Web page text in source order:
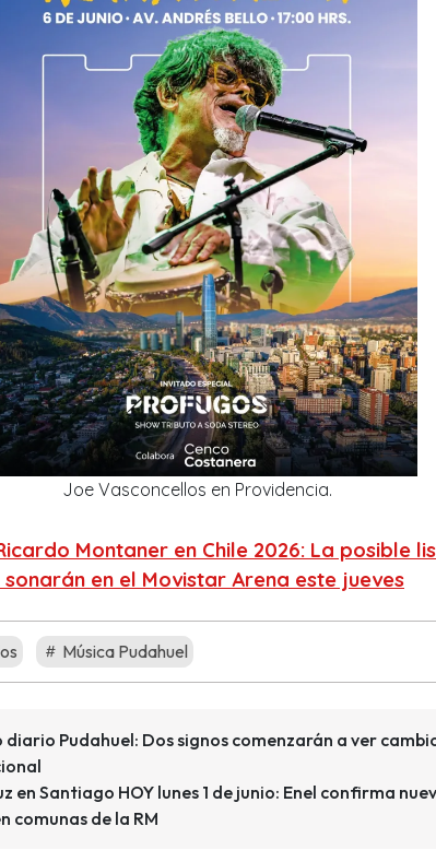
Joe Vasconcellos en Providencia.
Montaner en Chile 2026: La posible
sonarán en el Movistar Arena este jueves
Música Pudahuel
diario Pudahuel: Dos signos comenzarán a ver
en Santiago HOY lunes 1 de junio: Enel confirma
comunas de la RM